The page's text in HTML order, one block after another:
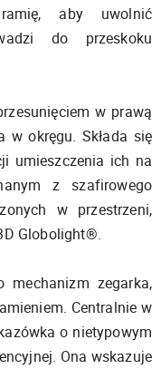
aby uwolnić
do przeskoku
w prawą
w okręgu. Składa się
umieszczenia ich na
z szafirowego
w przestrzeni,
Globolight®.
mechanizm zegarka,
Centralnie w
o nietypowym
Ona wskazuje